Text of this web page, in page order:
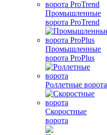
Промышленные
ворота ProTrend
Промышленные
ворота ProPlus
Роллетные ворота
Скоростные
ворота